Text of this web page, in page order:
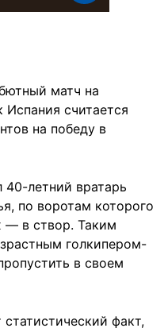
матч на
Испания считается
на победу в
40-летний вратарь
по воротам которого
— в створ. Таким
голкипером-
в своем
факт,